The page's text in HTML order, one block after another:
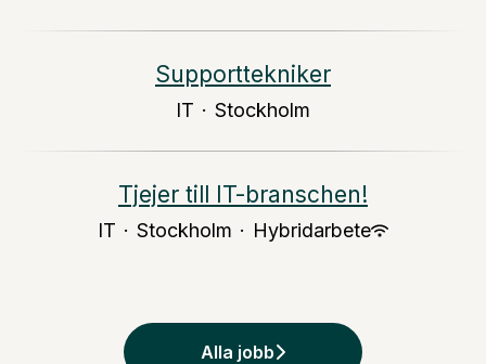
Supporttekniker
IT · Stockholm
Tjejer till IT-branschen!
IT · Stockholm · Hybridarbete
Alla jobb